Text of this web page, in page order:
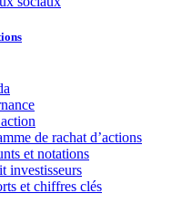
de rachat d’actions
et notations
investisseurs
et chiffres clés